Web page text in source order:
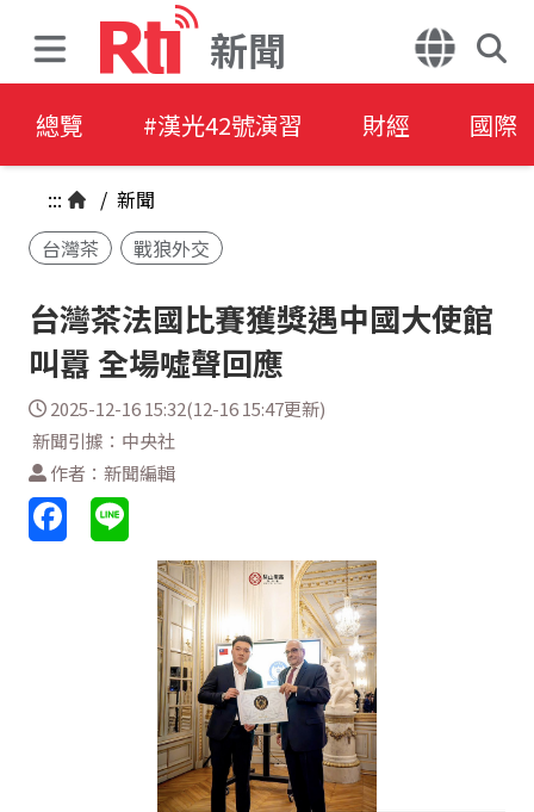
新聞
總覽 #漢光42號演習 財經 國際
::: / 新聞
台灣茶
戰狼外交
台灣茶法國比賽獲獎遇中國大使館
叫囂 全場噓聲回應
2025-12-16 15:32(12-16 15:47更新)
新聞引據：中央社
作者：新聞編輯